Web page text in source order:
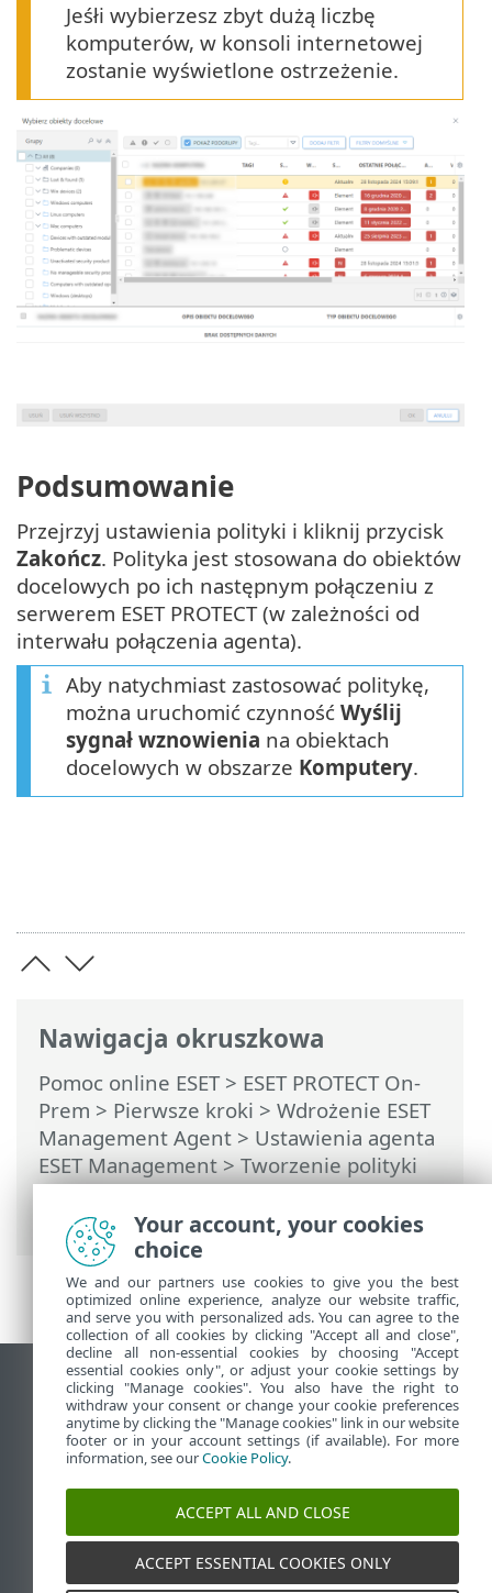
Nawigacja okruszkowa
Pomoc online ESET> ESET PROTECT On-
Prem > Pierwsze kroki > Wdrożenie ESET
Management Agent > Ustawienia agenta
ESET Management> Tworzenie polityki
dla interwału połączenia agenta ESET
Management
Jeśłi wybierzesz zbyt dużą liczbę
komputerów, w konsoli internetowej
zostanie wyświetlone ostrzeżenie.
Podsumowanie
Przejrzyj ustawienia polityki i kliknij przycisk
Zakończ. Polityka jest stosowana do obiektów
docelowych po ich następnym połączeniu z
serwerem ESET PROTECT (w zależności od
interwału połączenia agenta).
Aby natychmiast zastosować politykę,
można uruchomić czynność Wyślij
sygnał wznowienia na obiektach
docelowych w obszarze Komputery.
Wyświetl witrynę internetową dla
komputerów
End of Life
Baza wiedzy ESET
Forum ESET
ESET Status Portal
Pomoc regionalna
Your account, your cookies
choice
We and our partners use cookies to give you the best
optimized online experience, analyze our website traffic,
and serve you with personalized ads. You can agree to the
collection of all cookies by clicking "Accept all and close",
decline all non-essential cookies by choosing "Accept
essential cookies only", or adjust your cookie settings by
clicking "Manage cookies". You also have the right to
withdraw your consent or change your cookie preferences
anytime by clicking the "Manage cookies" link in our website
footer or in your account settings (if available). For more
information, see ourCookie Policy.
ACCEPT ALL AND CLOSE
ACCEPT ESSENTIAL COOKIES ONLY